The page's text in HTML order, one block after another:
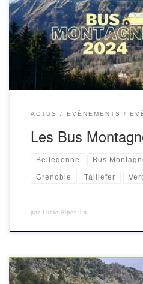
place des bus montagne à
environnants, en partenariat
[…]
ACTUS EVÈNEMENTS
Les Bus
Belledonne Bus
Grenoble Taillefer
par Lucie Alpes Là